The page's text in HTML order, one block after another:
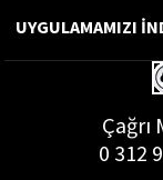
UYGULAMAMIZI
Çağrı
0 312